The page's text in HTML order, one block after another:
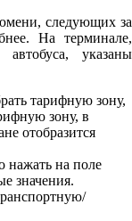
следующих за
На терминале,
указаны
тарифную зону,
зону, в
отобразится
нажать на поле
значения.